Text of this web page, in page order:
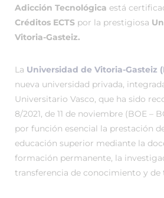
Adicción Tecnológica está
Créditos ECTS por la prestigiosa
Vitoria-Gasteiz.
La Universidad de Vitoria-Gasteiz
nueva universidad privada,
Universitario Vasco, que ha sido
8/2021, de 11 de noviembre (BOE –
por función esencial la prestación
educación superior mediante la
formación permanente, la
transferencia de conocimiento y de